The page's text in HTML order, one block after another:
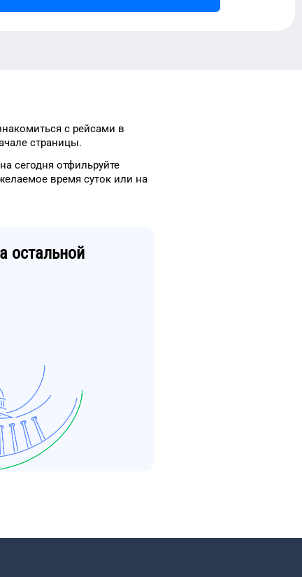
с рейсами в
страницы.
на сегодня отфильруйте
время суток или на
остальной